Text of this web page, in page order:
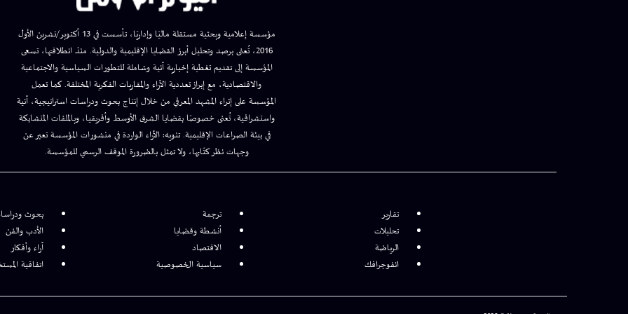
مؤسسة إعلامية وبحثية مستقلة ماليًا وإداريًا، تأسست في 13 أكتوبر/تشرين الأول
2016، تُعنى برصد وتحليل أبرز القضايا الإقليمية والدولية. منذ انطلاقتها، تسعى
المؤسسة إلى تقديم تغطية إخبارية آنية وشاملة للتطورات السياسية والاجتماعية
والاقتصادية، مع إبراز تعددية الآراء والمقاربات الفكرية المختلفة. كما تعمل
المؤسسة على إثراء المشهد المعرفي من خلال إنتاج بحوث ودراسات استراتيجية، آنية
واستشرافية، تُعنى خصوصًا بقضايا الشرق الأوسط وأفريقيا، وبالملفات المتشابكة
في بيئة الصراعات الإقليمية. تنويه: الآراء الواردة في منشورات المؤسسة تعبر عن
وجهات نظر كتّابها، ولا تمثل بالضرورة الموقف الرسمي للمؤسسة.
تقارير ترجمة
بحوث
تحليلات
أنشطة وقضايا
الأدب والفن
الرياضة
الاقتصاد
آراء وأفكار
انفوجرافك
سياسية الخصوصية اتفاقية